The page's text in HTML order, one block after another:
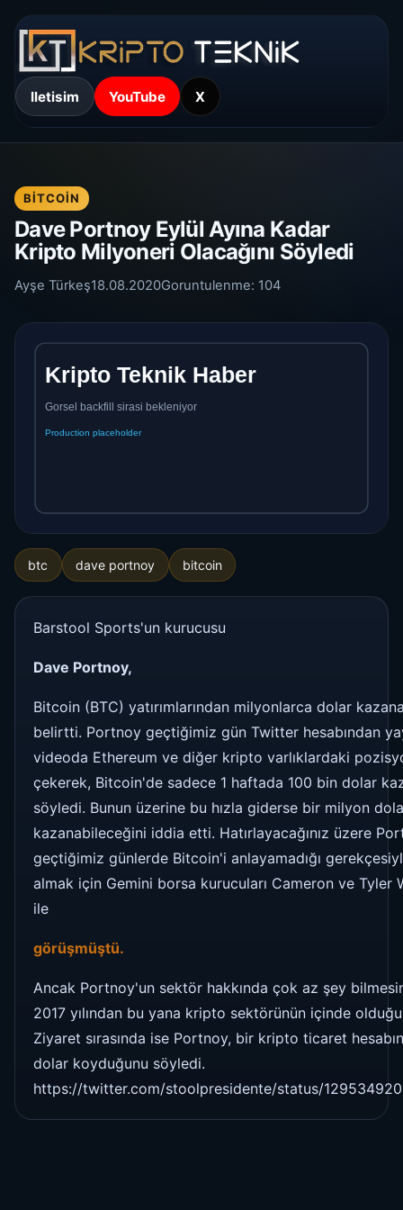
Iletisim YouTube X
BITCOIN
Dave Portnoy Eylül Ayına Kadar
Kripto Milyoneri Olacağını Söyledi
Ayşe Türkeş18.08.2020Goruntulenme: 104
btc dave portnoy bitcoin
Barstool Sports'un kurucusu
Dave Portnoy,
Bitcoin (BTC) yatırımlarından milyonlarca dolar
belirtti. Portnoy geçtiğimiz gün Twitter hesabından
videoda Ethereum ve diğer kripto varlıklardaki
çekerek, Bitcoin'de sadece 1 haftada 100 bin dolar
söyledi. Bunun üzerine bu hızla giderse bir milyon
kazanabileceğini iddia etti. Hatırlayacağınız üzere
geçtiğimiz günlerde Bitcoin'i anlayamadığı
almak için Gemini borsa kurucuları Cameron ve Tyler
ile
görüşmüştü.
Ancak Portnoy'un sektör hakkında çok az şey
2017 yılından bu yana kripto sektörünün içinde
Ziyaret sırasında ise Portnoy, bir kripto ticaret
dolar koyduğunu söyledi.
https://twitter.com/stoolpresidente/status/